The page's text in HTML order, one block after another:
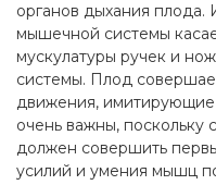
органов дыхания плода.
мышечной системы
мускулатуры ручек и
системы. Плод
движения, имитирующие
очень важны,
должен совершить
усилий и умения мышц